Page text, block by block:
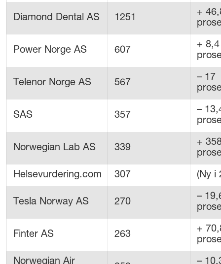
Diamond Dental AS 1251
+
Power Norge AS 607
+ 8,4
Telenor Norge AS 567
– 17
SAS 357
–
Norwegian Lab AS 339
+
Helsevurdering.com 307 (Ny i
Tesla Norway AS 270
–
Finter AS 263
+